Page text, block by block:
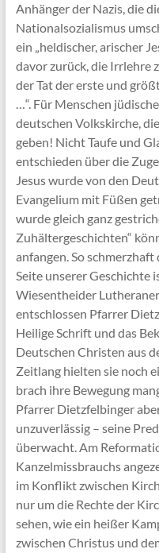
Anhänger der Nazis, die
Nationalsozialismus
ein „heldischer, arischer
davor zurück, die Irrlehre
der Tat der erste und
…“. Für Menschen
deutschen Volkskirche,
geben! Nicht Taufe und
entschieden über die
Jesus wurde von den
Evangelium mit Füßen
wurde gleich ganz
Zuhältergeschichten“
anfangen. So
Seite unserer Geschichte
Wiesentheider
entschlossen Pfarrer
Heilige Schrift und das
Deutschen Christen aus
Zeitlang hielten sie noch
brach ihre Bewegung
Pfarrer Dietzfelbinger
unzuverlässig – seine
überwacht. Am
Kanzelmissbrauchs
im Konflikt zwischen
nur um die Rechte der
sehen, wie ein heißer
zwischen Christus und